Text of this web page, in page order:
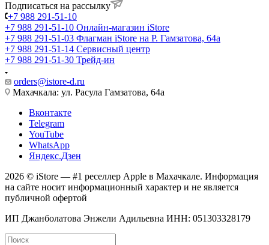
Подписаться на рассылку
+7 988 291-51-10
+7 988 291-51-10 Онлайн-магазин iStore
+7 988 291-51-03 Флагман iStore на Р. Гамзатова, 64а
+7 988 291-51-14 Сервисный центр
+7 988 291-51-30 Трейд-ин
orders@istore-d.ru
Махачкала: ул. Расула Гамзатова, 64а
Вконтакте
Telegram
YouTube
WhatsApp
Яндекс.Дзен
2026 © iStore — #1 реселлер Apple в Махачкале. Информация
на сайте носит информационный характер и не является
публичной офертой
ИП Джанболатова Энжели Адильевна ИНН: 051303328179